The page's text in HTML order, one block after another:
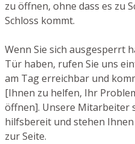
zu öffnen, ohne dass es zu
Schloss kommt.
Wenn Sie sich ausgesperrt
Tür haben, rufen Sie uns
am Tag erreichbar und
[Ihnen zu helfen, Ihr
öffnen]. Unsere Mitarbeiter
hilfsbereit und stehen
zur Seite.